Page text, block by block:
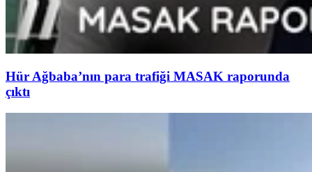
Hür Ağbaba’nın para trafiği MASAK raporunda
çıktı